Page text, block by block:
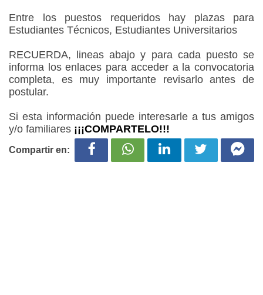
Entre los puestos requeridos hay plazas para
Estudiantes Técnicos, Estudiantes Universitarios
RECUERDA, lineas abajo y para cada puesto se
informa los enlaces para acceder a la convocatoria
completa, es muy importante revisarlo antes de
postular.
Si esta información puede interesarle a tus amigos
y/o familiares ¡¡¡COMPARTELO!!!
Compartir en: